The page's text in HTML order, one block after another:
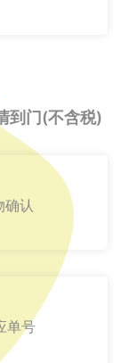
到门(不含税)
确认
单号